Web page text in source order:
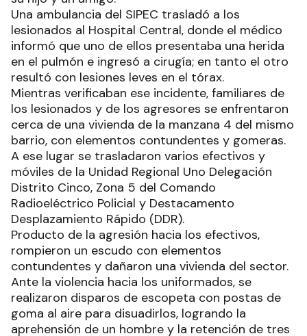
Una ambulancia del SIPEC trasladó a los
lesionados al Hospital Central, donde el médico
informó que uno de ellos presentaba una herida
en el pulmón e ingresó a cirugía; en tanto el otro
resultó con lesiones leves en el tórax.
Mientras verificaban ese incidente, familiares de
los lesionados y de los agresores se enfrentaron
cerca de una vivienda de la manzana 4 del mismo
barrio, con elementos contundentes y gomeras.
A ese lugar se trasladaron varios efectivos y
móviles de la Unidad Regional Uno Delegación
Distrito Cinco, Zona 5 del Comando
Radioeléctrico Policial y Destacamento
Desplazamiento Rápido (DDR).
Producto de la agresión hacia los efectivos,
rompieron un escudo con elementos
contundentes y dañaron una vivienda del sector.
Ante la violencia hacia los uniformados, se
realizaron disparos de escopeta con postas de
goma al aire para disuadirlos, logrando la
aprehensión de un hombre y la retención de tres